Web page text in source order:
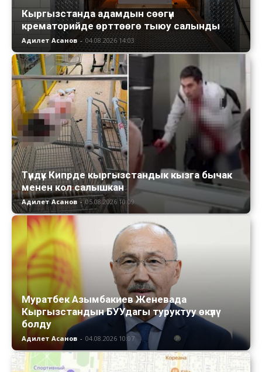
Кыргызстанда адамдын сөөгүн
крематорийде өрттөөгө тыюу салынды
Адилет Асанов - 04.08.2026 14:03
Түндүк Кипрде кыргызстандык кызга бычак
менен кол салышкан
Адилет Асанов - 05.08.2026 10:09
Муратбек Азымбакиев Женевада
Кыргызстандын БУУдагы туруктуу өкүлү
болду
Адилет Асанов - 04.08.2026 10:07